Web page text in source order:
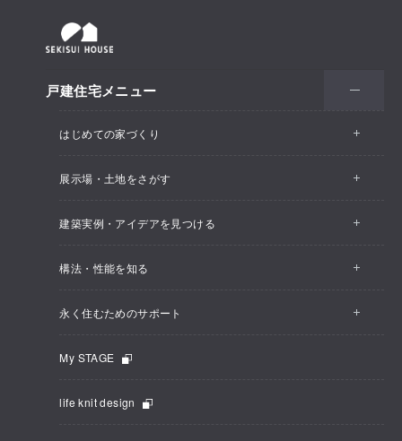
戸建住宅メニュー
はじめての家づくり
展示場・土地をさがす
建築実例・アイデアを見つける
構法・性能を知る
永く住むためのサポート
My STAGE
life knit design